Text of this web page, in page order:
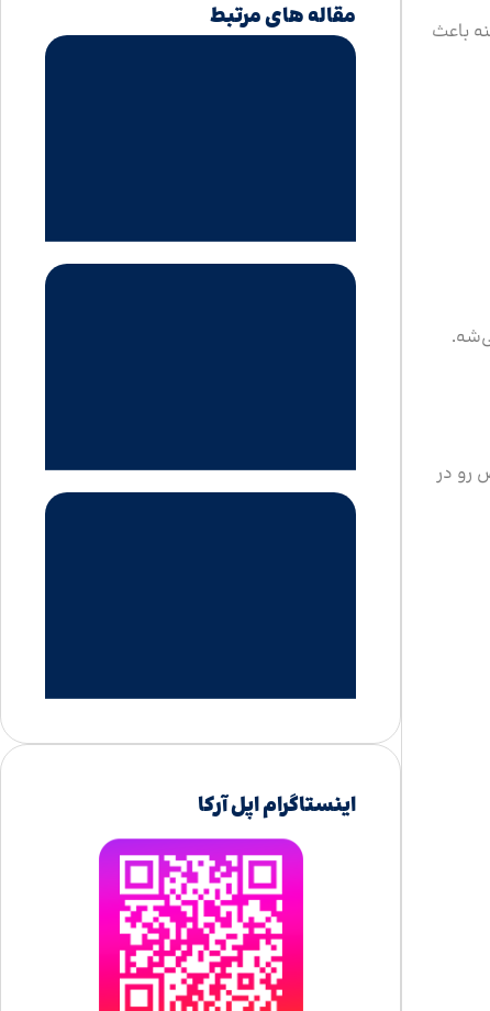
باعث
رو در
مقاله های مرتبط
اینستاگرام اپل آرکا